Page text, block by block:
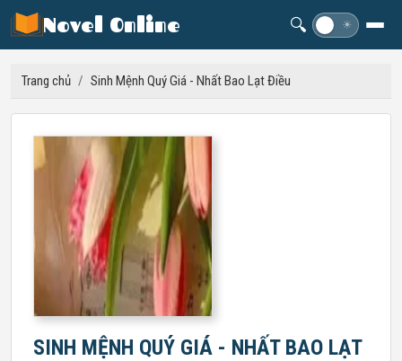
Novel Online 🔍 ☀
Trang chủ / Sinh Mệnh Quý Giá - Nhất Bao Lạt Điều
SINH MỆNH QUÝ GIÁ - NHẤT BAO LẠT